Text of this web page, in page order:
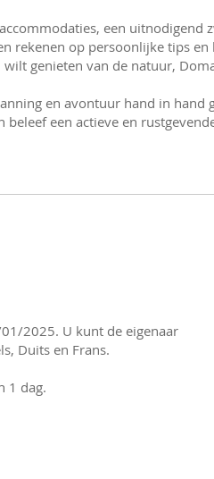
een uitnodigend
rekenen op persoonlijke tips
genieten van de natuur,
en avontuur hand in hand
een actieve en
2025. U kunt de eigenaar
Duits en Frans.
1 dag.